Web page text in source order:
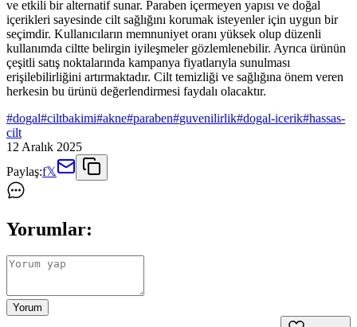
ve etkili bir alternatif sunar. Paraben içermeyen yapısı ve doğal
içerikleri sayesinde cilt sağlığını korumak isteyenler için uygun bir
seçimdir. Kullanıcıların memnuniyet oranı yüksek olup düzenli
kullanımda ciltte belirgin iyileşmeler gözlemlenebilir. Ayrıca ürünün
çeşitli satış noktalarında kampanya fiyatlarıyla sunulması
erişilebilirliğini artırmaktadır. Cilt temizliği ve sağlığına önem veren
herkesin bu ürünü değerlendirmesi faydalı olacaktır.
#dogal#ciltbakimi#akne#paraben#guvenilirlik#dogal-icerik#hassas-
cilt
12 Aralık 2025
Paylaş:f𝕏
Yorumlar:
Yorum